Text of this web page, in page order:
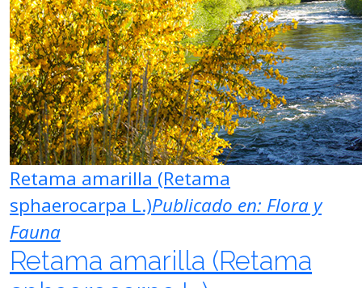
Retama amarilla (Retama
sphaerocarpa L.)Publicado en: Flora y
Fauna
Retama amarilla (Retama